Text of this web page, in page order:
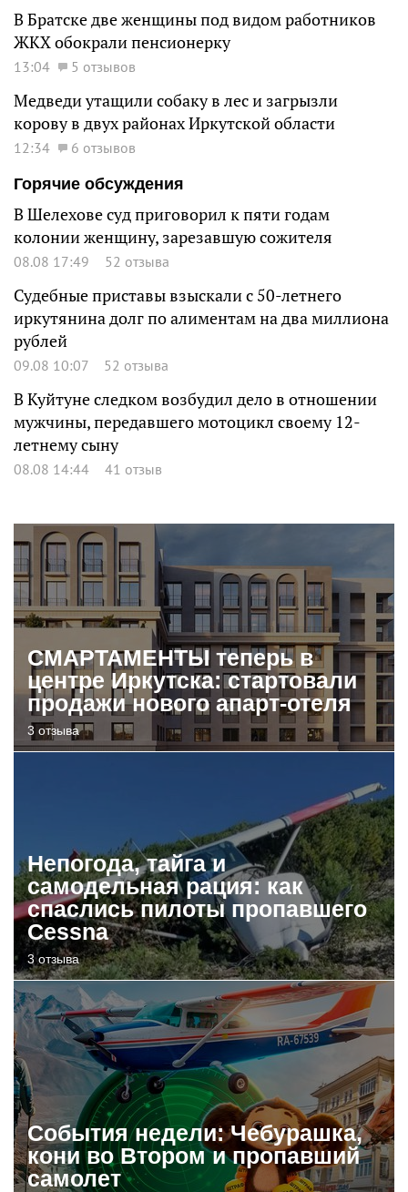
В Братске две женщины под видом работников
ЖКХ обокрали пенсионерку
13:04 5 отзывов
Медведи утащили собаку в лес и загрызли
корову в двух районах Иркутской области
12:34
6 отзывов
Горячие обсуждения
В Шелехове суд приговорил к пяти годам
колонии женщину, зарезавшую сожителя
08.08 17:49 52 отзыва
Судебные приставы взыскали с 50-летнего
иркутянина долг по алиментам на два миллиона
рублей
09.08 10:07 52 отзыва
В Куйтуне следком возбудил дело в отношении
мужчины, передавшего мотоцикл своему 12-
летнему сыну
08.08 14:44 41 отзыв
СМАРТАМЕНТЫ теперь в
центре Иркутска: стартовали
продажи нового апарт-отеля
3 отзыва
Непогода, тайга и
самодельная рация: как
спаслись пилоты пропавшего
Cessna
3 отзыва
События недели: Чебурашка,
кони во Втором и пропавший
самолет